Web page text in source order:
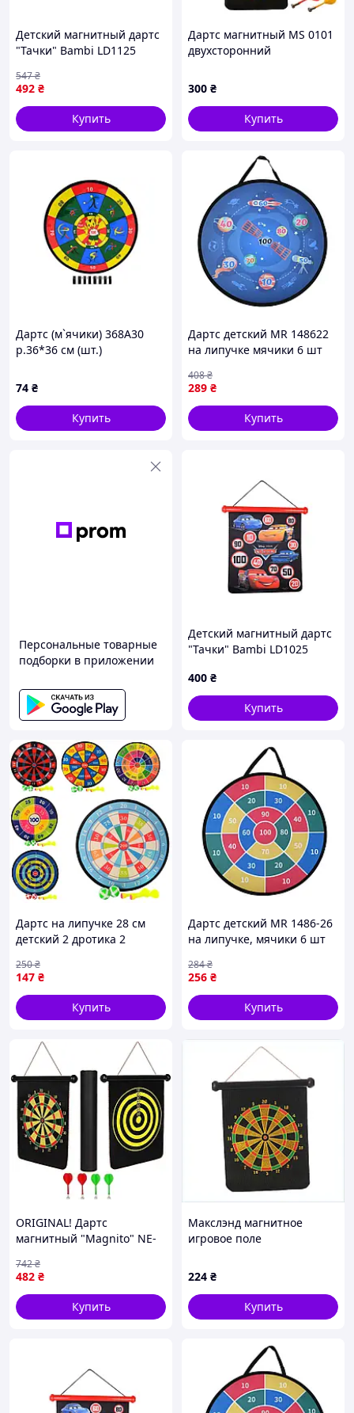
Детский магнитный дартс
"Тачки" Bambi LD1125
492 ₴
547₴
Купить
Дартс магнитный MS 0101
двухсторонний
300 ₴
Купить
Дартс (м`ячики) 368А30
р.36*36 см (шт.)
74 ₴
Купить
Дартс детский MR 148622
на липучке мячики 6 шт
148622 на липучці кульки 6
шт
289 ₴
408₴
Купить
Персональные товарные
подборки в приложении
Детский магнитный дартс
"Тачки" Bambi LD1025
400 ₴
Купить
Дартс на липучке 28 см
детский 2 дротика 2
147 ₴
250₴
Купить
Дартс детский MR 1486-26
на липучке, мячики 6 шт
256 ₴
284₴
Купить
ORIGINAL! Дартс
магнитный "Magnito" NE-
MegaTorg.com.ua
482 ₴
742₴
Купить
Макслэнд магнитное
игровое поле
648T924A3
224 ₴
Купить